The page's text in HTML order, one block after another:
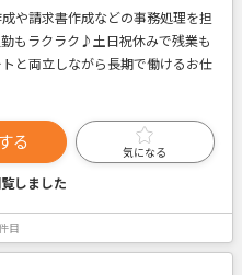
や請求書作成などの事務処理を担
もラクラク♪土日祝休みで残業も
と両立しながら長期で働けるお仕
る
気になる
しました
目